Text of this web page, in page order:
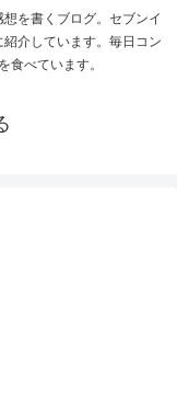
を書くブログ。セブンイ
介しています。毎日コン
食べています。